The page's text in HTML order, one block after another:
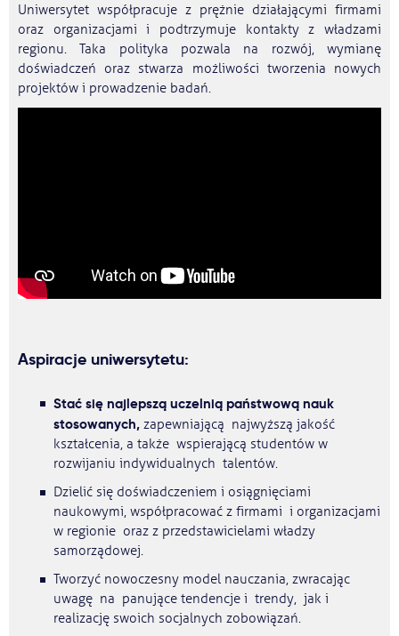
Uniwersytet współpracuje z prężnie działającymi firmami
oraz organizacjami i podtrzymuje kontakty z władzami
regionu. Taka polityka pozwala na rozwój, wymianę
doświadczeń oraz stwarza możliwości tworzenia nowych
projektów i prowadzenie badań.
Aspiracje uniwersytetu:
Stać się najlepszą uczelnią państwową nauk
stosowanych, zapewniającą najwyższą jakość
kształcenia, a także wspierającą studentów w
rozwijaniu indywidualnych talentów.
Dzielić się doświadczeniem i osiągnięciami
naukowymi, współpracować z firmami i organizacjami
w regionie oraz z przedstawicielami władzy
samorządowej.
Tworzyć nowoczesny model nauczania, zwracając
uwagę na panujące tendencje i trendy, jak i
realizację swoich socjalnych zobowiązań.